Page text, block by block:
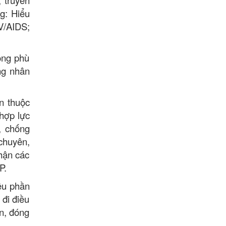
Hiểu
AIDS;
phù
nhân
thuộc
lực
chống
các
phần
điều
đóng